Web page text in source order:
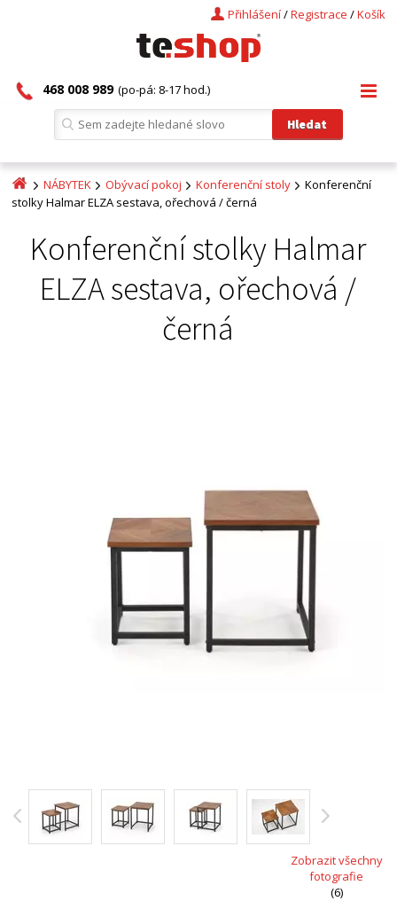
Košík
/
Registrace
/
Přihlášení
468 008 989 (po-pá: 8-17 hod.)
NÁBYTEK Obývací pokoj Konferenční stoly
Konferenční
stolky Halmar ELZA sestava, ořechová / černá
Konferenční stolky Halmar
ELZA sestava, ořechová /
černá
Zobrazit všechny
fotografie
(6)